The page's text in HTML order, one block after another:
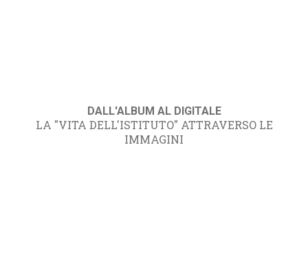
DALL'ALBUM AL DIGITALE
LA "VITA DELL'ISTITUTO" ATTRAVERSO LE
IMMAGINI